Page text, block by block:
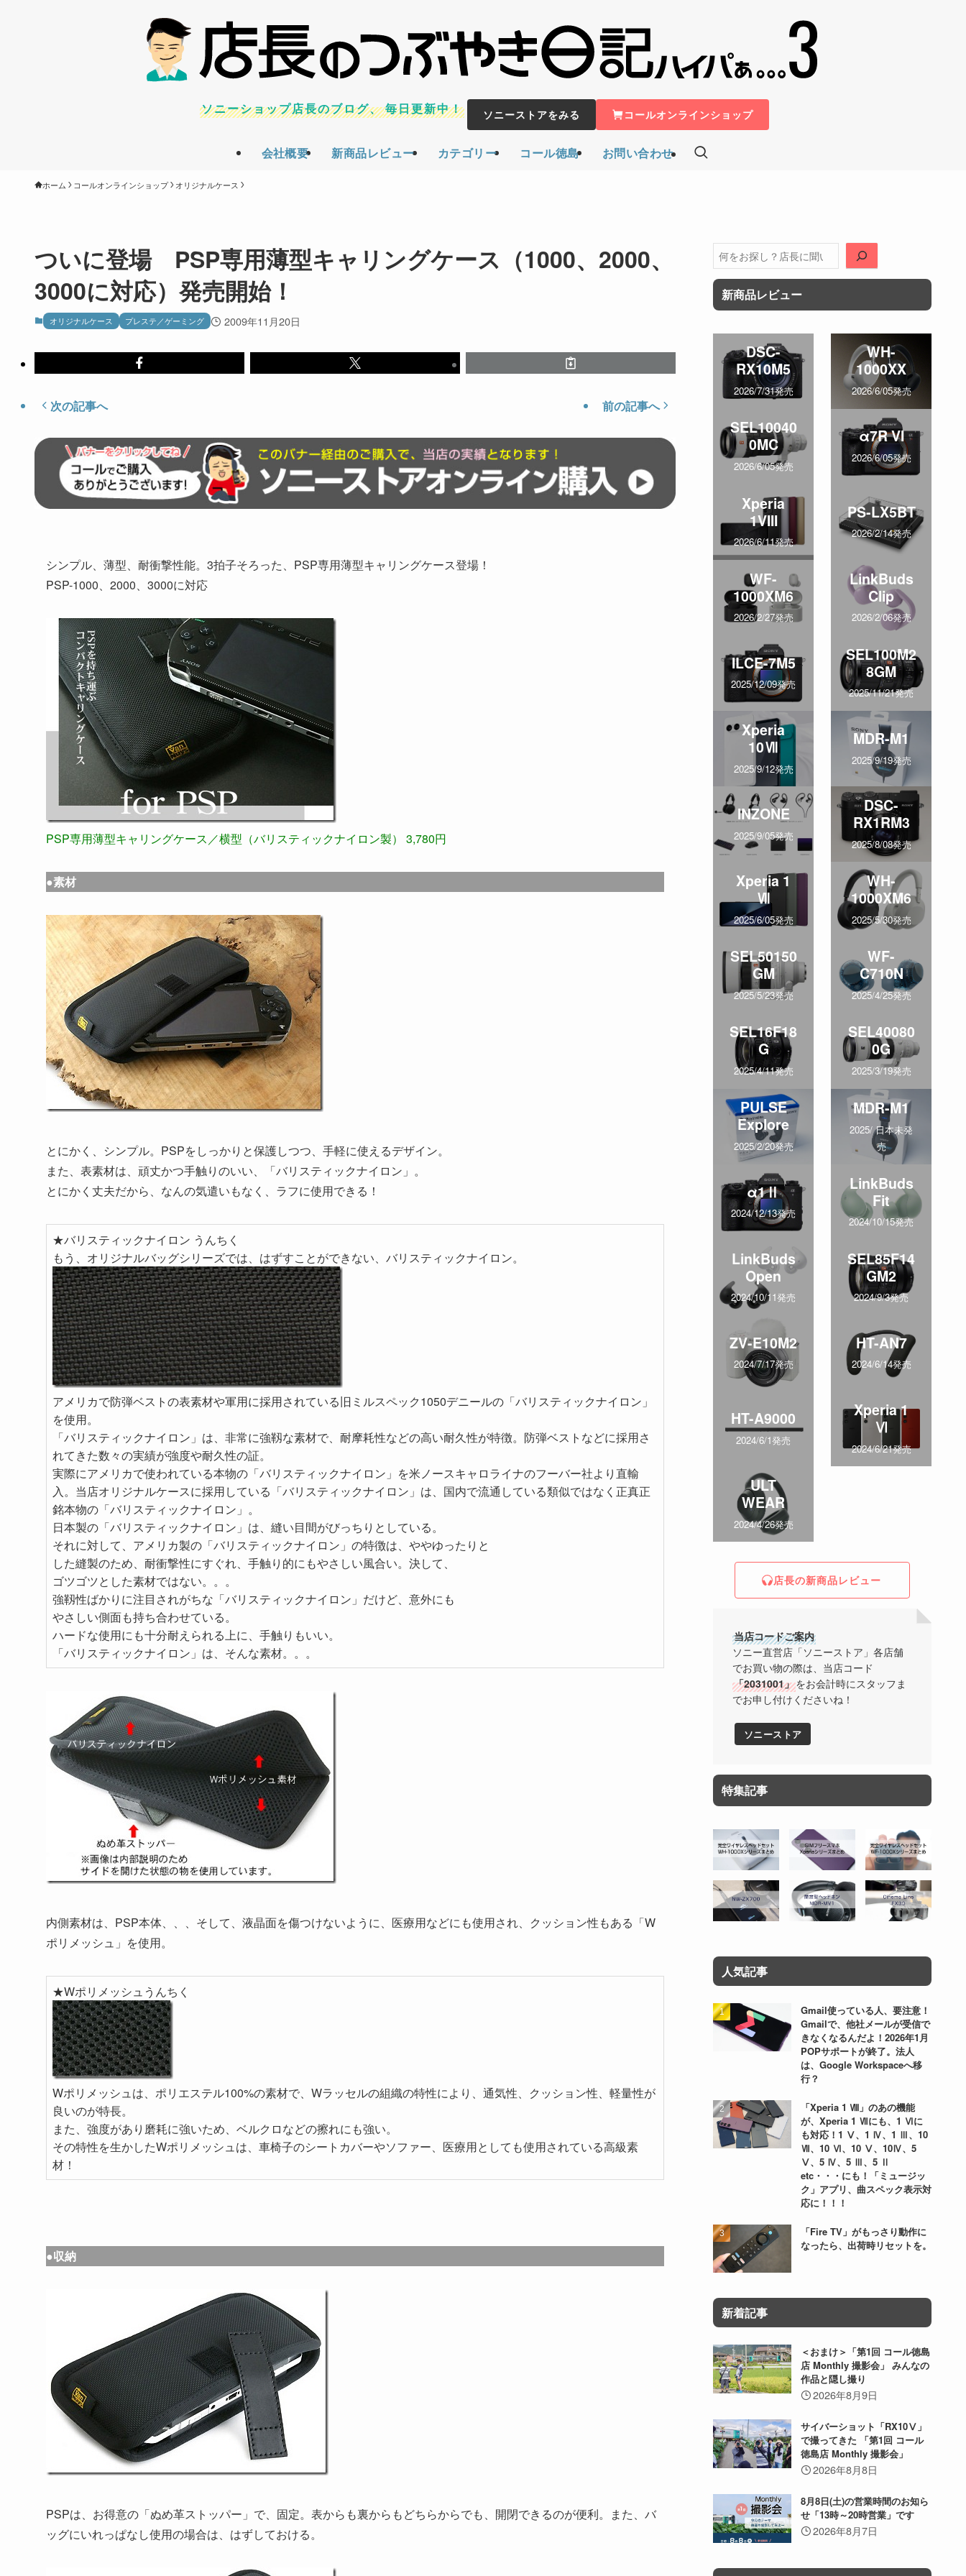
会社概要 新商品レビュー カテゴリー コール徳島 お問い合わせ
ソニーショップ店長のブログ、毎日更新中！ ソニーストアをみる コールオンラインショップ
ホーム コールオンラインショップ オリジナルケース
ついに登場 PSP専用薄型キャリングケース（1000、2000、
3000に対応）発売開始！
オリジナルケース プレステ／ゲーミング 2009年11月20日
次の記事へ 前の記事へ
シンプル、薄型、耐衝撃性能。3拍子そろった、PSP専用薄型キャリングケース登場！
PSP-1000、2000、3000に対応
PSP専用薄型キャリングケース／横型（バリスティックナイロン製） 3,780円
●素材
とにかく、シンプル。PSPをしっかりと保護しつつ、手軽に使えるデザイン。
また、表素材は、頑丈かつ手触りのいい、「バリスティックナイロン」。
とにかく丈夫だから、なんの気遣いもなく、ラフに使用できる！
★バリスティックナイロン うんちく
もう、オリジナルバッグシリーズでは、はずすことができない、バリスティックナイロン。
アメリカで防弾ベストの表素材や軍用に採用されている旧ミルスペック1050デニールの「バリスティックナイロン」
を使用。
「バリスティックナイロン」は、非常に強靱な素材で、耐摩耗性などの高い耐久性が特徴。防弾ベストなどに採用さ
れてきた数々の実績が強度や耐久性の証。
実際にアメリカで使われている本物の「バリスティックナイロン」を米ノースキャロライナのフーバー社より直輸
入。当店オリジナルケースに採用している「バリスティックナイロン」は、国内で流通している類似ではなく正真正
銘本物の「バリスティックナイロン」。
日本製の「バリスティックナイロン」は、縫い目間がびっちりとしている。
それに対して、アメリカ製の「バリスティックナイロン」の特徴は、ややゆったりと
した縫製のため、耐衝撃性にすぐれ、手触り的にもやさしい風合い。決して、
ゴツゴツとした素材ではない。。。
強靱性ばかりに注目されがちな「バリスティックナイロン」だけど、意外にも
やさしい側面も持ち合わせている。
ハードな使用にも十分耐えられる上に、手触りもいい。
「バリスティックナイロン」は、そんな素材。。。
内側素材は、PSP本体、、、そして、液晶面を傷つけないように、医療用などにも使用され、クッション性もある「W
ポリメッシュ」を使用。
★Wポリメッシュうんちく
Wポリメッシュは、ポリエステル100%の素材で、Wラッセルの組織の特性により、通気性、クッション性、軽量性が
良いのが特長。
また、強度があり磨耗に強いため、ベルクロなどの擦れにも強い。
その特性を生かしたWポリメッシュは、車椅子のシートカバーやソファー、医療用としても使用されている高級素
材！
●収納
PSPは、お得意の「ぬめ革ストッパー」で、固定。表からも裏からもどちらからでも、開閉できるのが便利。また、バ
ッグにいれっぱなし使用の場合は、はずしておける。
検
索
新商品レビュー
DSC-
RX10M5
2026/7/31発売
WH-
1000XX
2026/6/05発売
SEL10040
0MC
2026/6/05発売
α7R VI
2026/6/05発売
Xperia
1VIII
2026/6/11発売
PS-LX5BT
2026/2/14発売
WF-
1000XM6
2026/2/27発売
LinkBuds
Clip
2026/2/06発売
ILCE-7M5
2025/12/09発売
SEL100M2
8GM
2025/11/21発売
Xperia
10Ⅶ
2025/9/12発売
MDR-M1
2025/9/19発売
INZONE
2025/9/05発売
DSC-
RX1RM3
2025/8/08発売
Xperia 1
Ⅶ
2025/6/05発売
WH-
1000XM6
2025/5/30発売
SEL50150
GM
2025/5/23発売
WF-
C710N
2025/4/25発売
SEL16F18
G
2025/4/11発売
SEL40080
0G
2025/3/19発売
PULSE
Explore
2025/2/20発売
MDR-M1
2025/ 日本未発
売
α1Ⅱ
2024/12/13発売
LinkBuds
Fit
2024/10/15発売
LinkBuds
Open
2024/10/11発売
SEL85F14
GM2
2024/9/3発売
ZV-E10M2
2024/7/17発売
HT-AN7
2024/6/14発売
HT-A9000
2024/6/1発売
Xperia 1
Ⅵ
2024/6/21発売
ULT
WEAR
2024/4/26発売
店長の新商品レビュー
当店コードご案内
ソニー直営店「ソニーストア」各店舗
でお買い物の際は、当店コード
「2031001」をお会計時にスタッフま
でお申し付けくださいね！
ソニーストア
特集記事
人気記事
Gmail使っている人、要注意！
Gmailで、他社メールが受信で
きなくなるんだよ！2026年1月
POPサポートが終了。法人
は、Google Workspaceへ移
行？
「Xperia 1 Ⅷ」のあの機能
が、Xperia 1 Ⅶにも、1 Ⅵに
も対応！1 Ⅴ、1 Ⅳ、1 Ⅲ、10
Ⅶ、10 Ⅵ、10 Ⅴ、10Ⅳ、5
Ⅴ、5 Ⅳ、5 Ⅲ、5 Ⅱ
etc・・・にも！「ミュージッ
ク」アプリ、曲スペック表示対
応に！！！
「Fire TV」がもっさり動作に
なったら、出荷時リセットを。
新着記事
＜おまけ＞「第1回 コール徳島
店 Monthly 撮影会」 みんなの
作品と隠し撮り
2026年8月9日
サイバーショット「RX10Ⅴ」
で撮ってきた 「第1回 コール
徳島店 Monthly 撮影会」
2026年8月8日
8月8日(土)の営業時間のお知ら
せ「13時～20時営業」です
2026年8月7日